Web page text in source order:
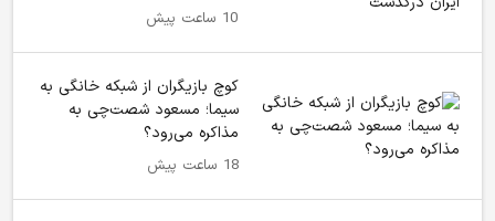
10 ساعت پیش
کوچ بازیگران از شبکه خانگی به
سیما؛ مسعود شصت‌چی به
مذاکره می‌رود؟
18 ساعت پیش